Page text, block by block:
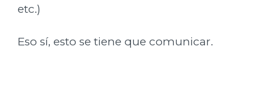
etc.)
Eso sí, esto se tiene que comunicar.